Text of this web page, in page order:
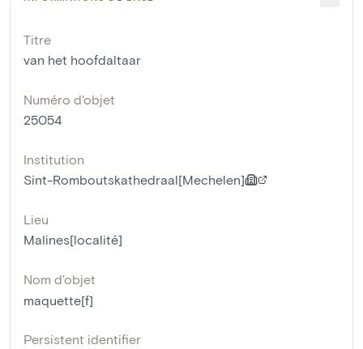
Titre
van het hoofdaltaar
Numéro d'objet
25054
Institution
Sint-Romboutskathedraal[Mechelen]
Lieu
Malines[localité]
Nom d'objet
maquette[f]
Persistent identifier